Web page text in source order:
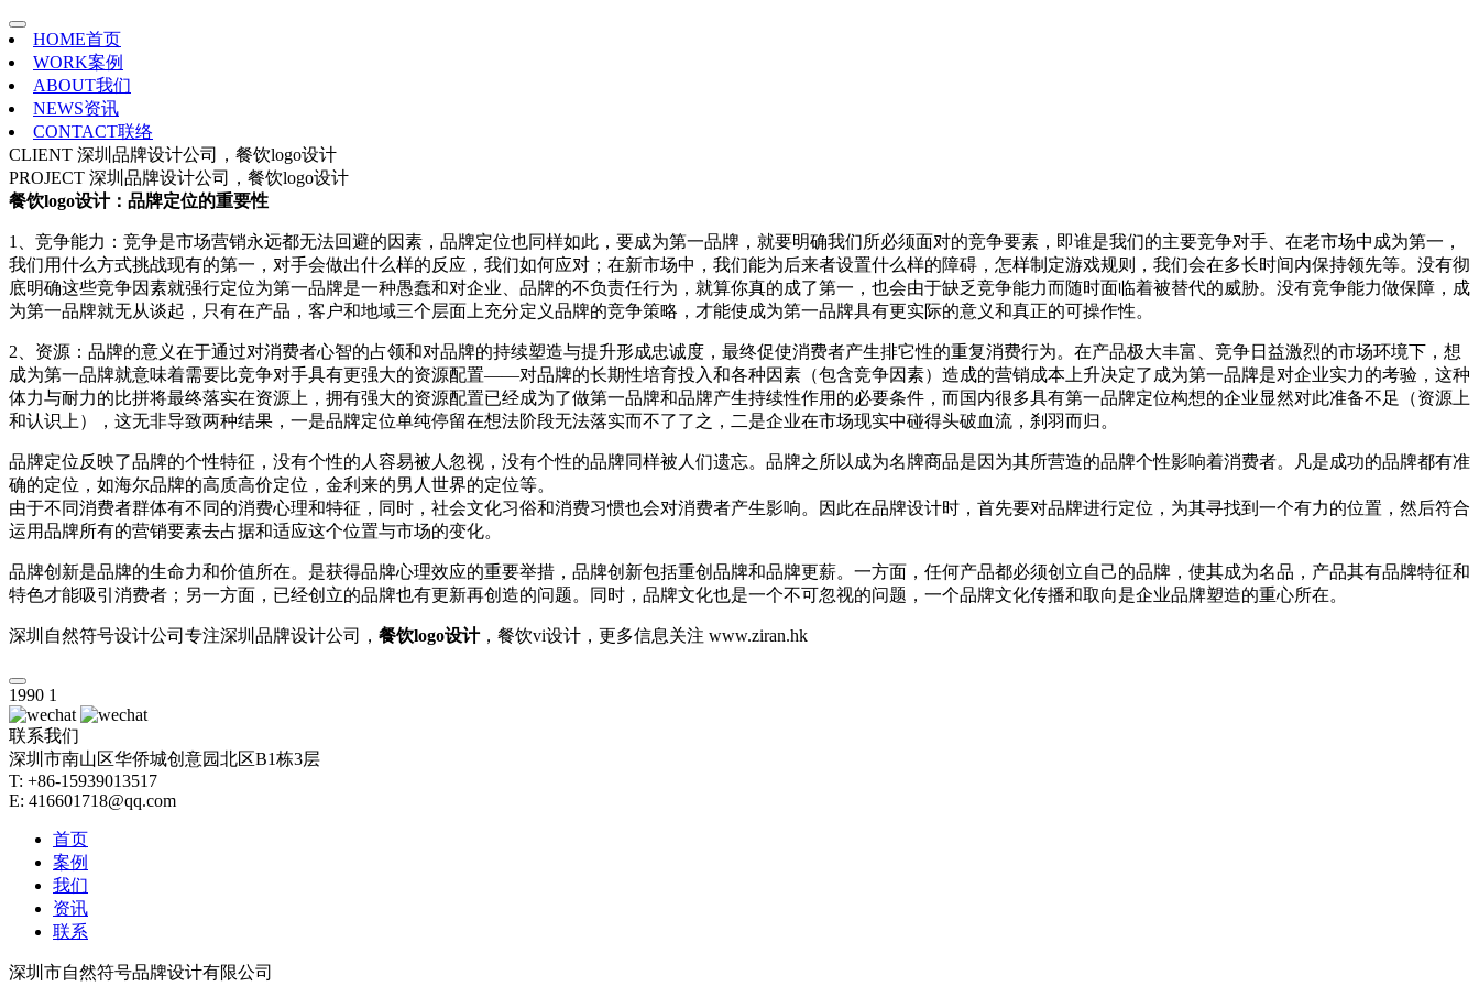
HOME首页
WORK案例
ABOUT我们
NEWS资讯
CONTACT联络
CLIENT 深圳品牌设计公司，餐饮logo设计
PROJECT 深圳品牌设计公司，餐饮logo设计
餐饮logo设计：品牌定位的重要性
1、竞争能力：竞争是市场营销永远都无法回避的因素，品牌定位也同样如此，要成为第一品牌，就要明确我们所必须面对的竞争要素，即谁是我们的主要竞争对手、在老市场中成为第一，
我们用什么方式挑战现有的第一，对手会做出什么样的反应，我们如何应对；在新市场中，我们能为后来者设置什么样的障碍，怎样制定游戏规则，我们会在多长时间内保持领先等。没有彻
底明确这些竞争因素就强行定位为第一品牌是一种愚蠢和对企业、品牌的不负责任行为，就算你真的成了第一，也会由于缺乏竞争能力而随时面临着被替代的威胁。没有竞争能力做保障，成
为第一品牌就无从谈起，只有在产品，客户和地域三个层面上充分定义品牌的竞争策略，才能使成为第一品牌具有更实际的意义和真正的可操作性。
2、资源：品牌的意义在于通过对消费者心智的占领和对品牌的持续塑造与提升形成忠诚度，最终促使消费者产生排它性的重复消费行为。在产品极大丰富、竞争日益激烈的市场环境下，想
成为第一品牌就意味着需要比竞争对手具有更强大的资源配置——对品牌的长期性培育投入和各种因素（包含竞争因素）造成的营销成本上升决定了成为第一品牌是对企业实力的考验，这种
体力与耐力的比拼将最终落实在资源上，拥有强大的资源配置已经成为了做第一品牌和品牌产生持续性作用的必要条件，而国内很多具有第一品牌定位构想的企业显然对此准备不足（资源上
和认识上），这无非导致两种结果，一是品牌定位单纯停留在想法阶段无法落实而不了了之，二是企业在市场现实中碰得头破血流，刹羽而归。
品牌定位反映了品牌的个性特征，没有个性的人容易被人忽视，没有个性的品牌同样被人们遗忘。品牌之所以成为名牌商品是因为其所营造的品牌个性影响着消费者。凡是成功的品牌都有准
确的定位，如海尔品牌的高质高价定位，金利来的男人世界的定位等。
由于不同消费者群体有不同的消费心理和特征，同时，社会文化习俗和消费习惯也会对消费者产生影响。因此在品牌设计时，首先要对品牌进行定位，为其寻找到一个有力的位置，然后符合
运用品牌所有的营销要素去占据和适应这个位置与市场的变化。
品牌创新是品牌的生命力和价值所在。是获得品牌心理效应的重要举措，品牌创新包括重创品牌和品牌更薪。一方面，任何产品都必须创立自己的品牌，使其成为名品，产品其有品牌特征和
特色才能吸引消费者；另一方面，已经创立的品牌也有更新再创造的问题。同时，品牌文化也是一个不可忽视的问题，一个品牌文化传播和取向是企业品牌塑造的重心所在。
深圳自然符号设计公司专注深圳品牌设计公司， 餐饮logo设计，餐饮vi设计，更多信息关注 www.ziran.hk
1990 1
联系我们
深圳市南山区华侨城创意园北区B1栋3层
T: +86-15939013517
E: 416601718@qq.com
首页
案例
我们
资讯
联系
深圳市自然符号品牌设计有限公司